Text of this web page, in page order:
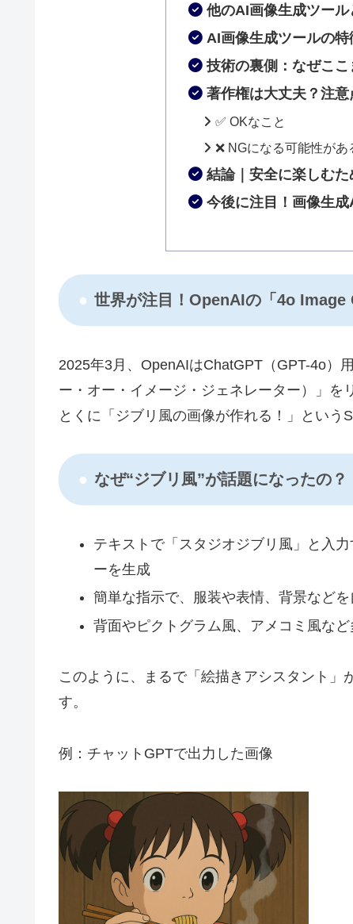
他のAI画像生成ツール
AI画像生成ツールの特
技術の裏側：なぜここ
著作権は大丈夫？注意
✅ OKなこと
❌ NGになる可能性があ
結論｜安全に楽しむ
今後に注目！画像生
世界が注目！OpenAIの「4o Image
2025年3月、OpenAIはChatGPT（GPT-4o）
ー・オー・イメージ・ジェネレーター）」を
とくに「ジブリ風の画像が作れる！」という
なぜ“ジブリ風”が話題になったの？
テキストで「スタジオジブリ風」と入
ーを生成
簡単な指示で、服装や表情、背景など
背面やピクトグラム風、アメコミ風な
このように、まるで「絵描きアシスタント」
す。
例：チャットGPTで出力した画像